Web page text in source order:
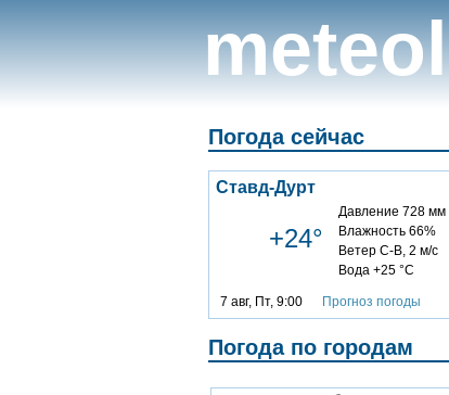
Погода сейчас
Ставд-Дурт
+24°
Давление 728 мм
Влажность 66%
Ветер С-В, 2 м/с
Вода +25 °C
7 авг, Пт, 9:00 Прогноз погоды
Погода по городам